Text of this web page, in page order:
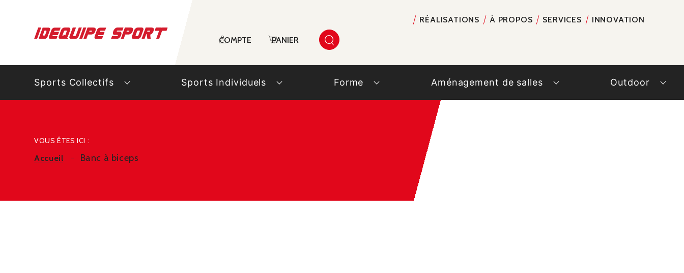
RÉALISATIONS À PROPOS SERVICES INNOVATION
COMPTE PANIER
Sports Collectifs Sports Individuels Forme Aménagement de salles Outdoor
VOUS ÊTES ICI :
Accueil Banc à biceps